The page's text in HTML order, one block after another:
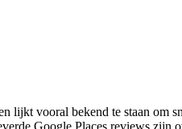
vooral bekend te staan om
Google Places reviews